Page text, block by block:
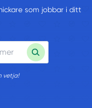
som jobbar i ditt
vetja!